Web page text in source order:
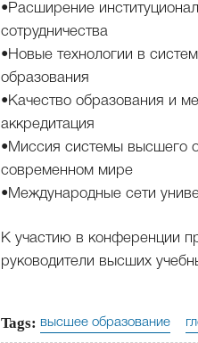
•Расширение
сотрудничества
•Новые технологии в
образования
•Качество образования и
аккредитация
•Миссия системы высшего
современном мире
•Международные сети
К участию в конференции
руководители высших
Tags: высшее образование